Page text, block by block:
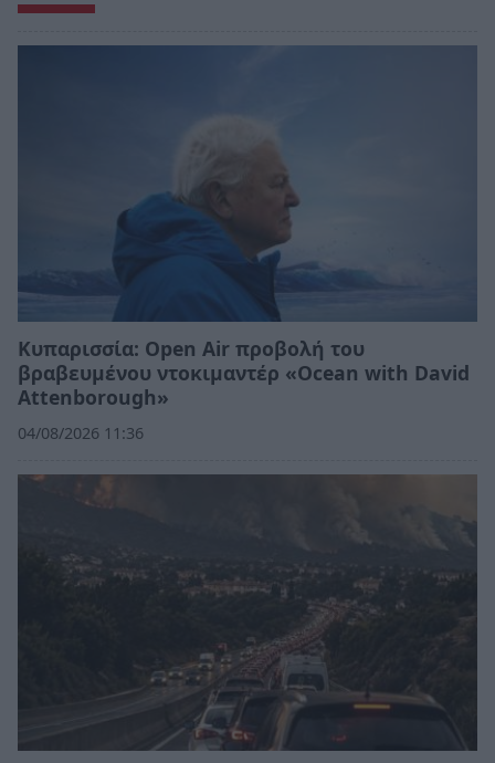
Κυπαρισσία: Open Air προβολή του
βραβευμένου ντοκιμαντέρ «Ocean with David
Attenborough»
04/08/2026 11:36